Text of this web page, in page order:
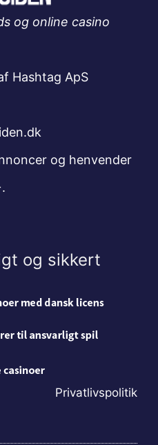
og online casino
Hashtag ApS
og henvender
og sikkert
Privatlivspolitik